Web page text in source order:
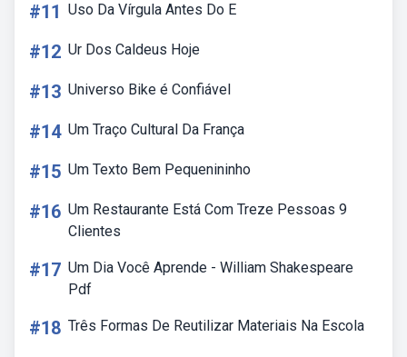
#11 Uso Da Vírgula Antes Do E
#12 Ur Dos Caldeus Hoje
#13 Universo Bike é Confiável
#14 Um Traço Cultural Da França
#15 Um Texto Bem Pequenininho
#16 Um Restaurante Está Com Treze Pessoas 9
Clientes
#17 Um Dia Você Aprende - William Shakespeare
Pdf
#18 Três Formas De Reutilizar Materiais Na Escola